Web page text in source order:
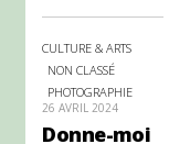
CULTURE & ARTS
NON CLASSÉ
PHOTOGRAPHIE
26 AVRIL 2024
Donne-moi